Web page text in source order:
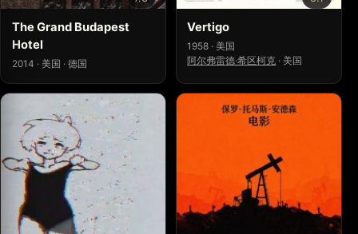
The Grand Budapest
Hotel
2014 · 美国 · 德国
Vertigo
1958 · 美国
阿尔弗雷德·希区柯克 ·美国